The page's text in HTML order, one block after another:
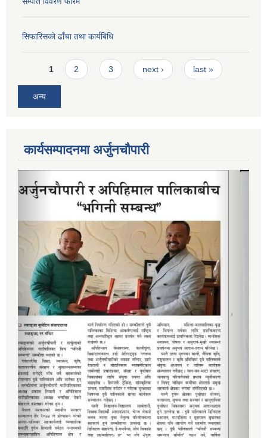
सिफारिसको ढाँचा तथा कार्यबिधि
Pages
1 2 3 next › last »
अन्य
कार्यसम्पादनमा अर्जुनचौपारी